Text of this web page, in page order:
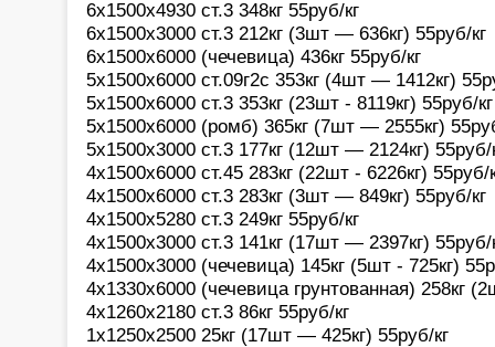
6х1500х4930 ст.3 348кг 55руб/кг
6х1500х3000 ст.3 212кг (3шт — 636кг) 55руб/кг
6х1500х6000 (чечевица) 436кг 55руб/кг
5х1500х6000 ст.09г2с 353кг (4шт — 1412кг)
5х1500х6000 ст.3 353кг (23шт - 8119кг) 55руб/кг
5х1500х6000 (ромб) 365кг (7шт — 2555кг)
5х1500х3000 ст.3 177кг (12шт — 2124кг) 55руб/
4х1500х6000 ст.45 283кг (22шт - 6226кг) 55руб/
4х1500х6000 ст.3 283кг (3шт — 849кг) 55руб/кг
4х1500х5280 ст.3 249кг 55руб/кг
4х1500х3000 ст.3 141кг (17шт — 2397кг) 55руб/
4х1500х3000 (чечевица) 145кг (5шт - 725кг)
4х1330х6000 (чечевица грунтованная) 258кг
4х1260х2180 ст.3 86кг 55руб/кг
1х1250х2500 25кг (17шт — 425кг) 55руб/кг